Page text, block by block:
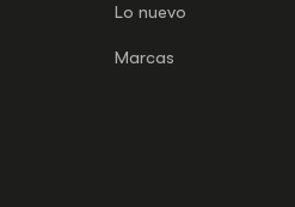
Lo nuevo
Marcas